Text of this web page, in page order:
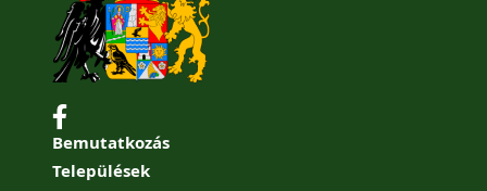
Bemutatkozás
Települések